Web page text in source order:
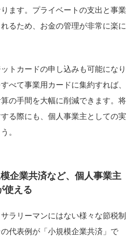
ます。プライベートの支出と事業
るため、お金の管理が非常に楽に
トカードの申し込みも可能になり
べて事業用カードに集約すれば、
の手間を大幅に削減できます。将
る際にも、個人事業主としての実
。
企業共済など、個人事業主
使える
ラリーマンにはない様々な節税制
代表例が「小規模企業共済」で